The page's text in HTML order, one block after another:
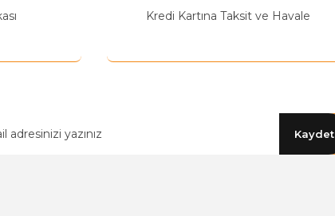
Yetkiliye Gönder
Kredi Kartına Taksit ve Havale
Kaydet